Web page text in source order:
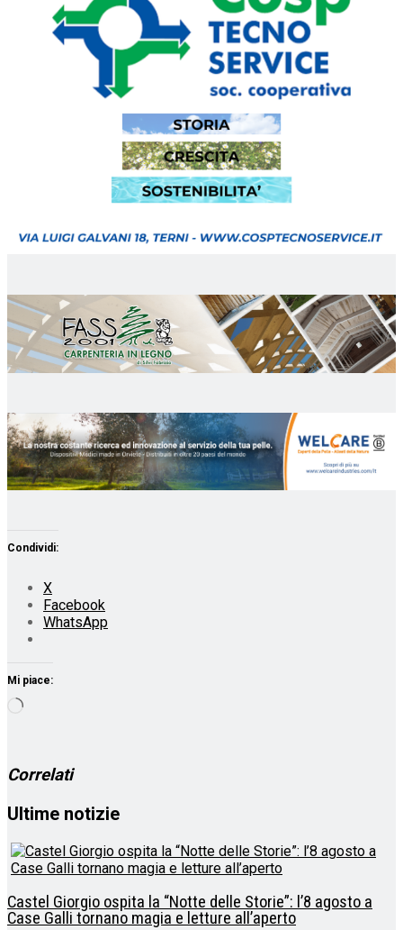
Condividi:
X
Facebook
WhatsApp
Mi piace:
Caricamento
Correlati
Ultime notizie
Castel Giorgio ospita la “Notte delle Storie”: l’8 agosto a
Case Galli tornano magia e letture all’aperto